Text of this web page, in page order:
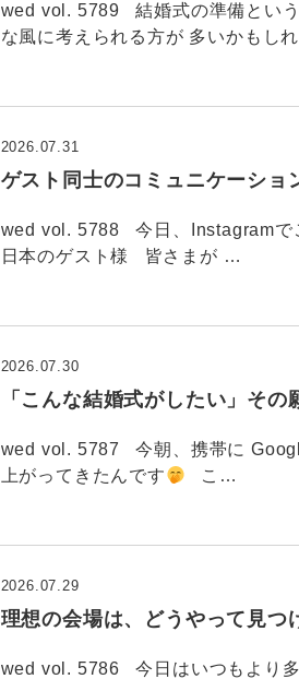
wed vol. 5789 結婚式の準備とい
な風に考えられる方が 多いかもし
ゲスト同士のコミュニケーショ
2026.07.31
wed vol. 5788 今日、Instagramで
日本のゲスト様 皆さまが …
「こんな結婚式がしたい」そ
2026.07.30
wed vol. 5787 今朝、携帯に
上がってきたんです
こ…
理想の会場は、どうやって見つ
2026.07.29
wed vol. 5786 今日はいつもより